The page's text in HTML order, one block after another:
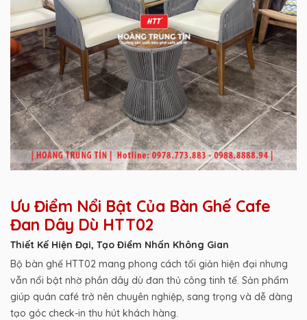
Ưu Điểm Nổi Bật Của Bàn Ghế Cafe
Đan Dây Dù HTT02
Thiết Kế Hiện Đại, Tạo Điểm Nhấn Không Gian
Bộ bàn ghế HTT02 mang phong cách tối giản hiện đại nhưng
vẫn nổi bật nhờ phần dây dù đan thủ công tinh tế. Sản phẩm
giúp quán café trở nên chuyên nghiệp, sang trọng và dễ dàng
tạo góc check-in thu hút khách hàng.